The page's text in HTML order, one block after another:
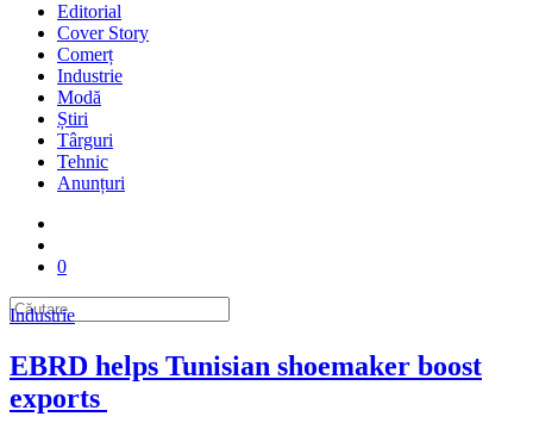
Editorial
Cover Story
Comerț
Industrie
Modă
Știri
Târguri
Tehnic
Anunțuri
0
Industrie
EBRD helps Tunisian shoemaker boost
exports